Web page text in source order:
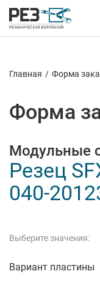
Главная / Форма
Форма
Модульные
Резец
040-
Выберите значения:
Вариант пластины